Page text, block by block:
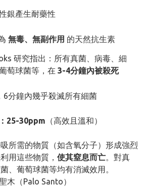
銀產生耐藥性
無毒、無副作用 的天然抗生素
研究指出：所有真菌、病毒、細
萄球菌等，在 3-4分鐘內被殺死
6分鐘內幾乎殺滅所有細菌
25-30ppm （高效且溫和）
所需的物質（如含氧分子）形成強烈
用這些物質， 使其窒息而亡。對真
、葡萄球菌等均有消滅效用。
木（Palo Santo）